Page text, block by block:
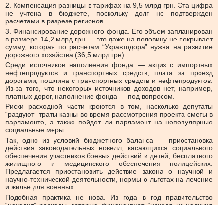
2. Компенсация разницы в тарифах на 9,5 млрд грн. Эта цифра
не учтена в бюджете, поскольку долг не подтвержден
расчетами в разрезе регионов.
3. Финансирование дорожного фонда. Его объем запланирован
в размере 14,2 млрд грн — это даже на половину не покрывает
сумму, которая по расчетам “Укравтодора” нужна на развитие
дорожного хозяйства (36,5 млрд грн).
Среди источников наполнения фонда — акциз с импортных
нефтепродуктов и транспортных средств, плата за проезд
дорогами, пошлина с транспортных средств и нефтепродуктов.
Из-за того, что некоторых источников доходов нет, например,
платных дорог, наполнение фонда — под вопросом.
Риски расходной части кроются в том, насколько депутаты
“раздуют” траты казны во время рассмотрения проекта сметы в
парламенте, а также пойдет ли парламент на непопулярные
социальные меры.
Так, одно из условий бюджетного баланса — приостановка
действия законодательных новелл, касающихся социального
обеспечения участников боевых действий и детей, бесплатного
жилищного и медицинского обеспечения полицейских.
Предлагается приостановить действие закона о научной и
научно-технической деятельности, нормы о льготах на лечение
и жилье для военных.
Подобная практика не нова. Из года в год правительство